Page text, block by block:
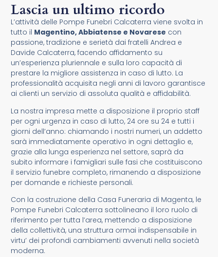
Lascia un ultimo ricordo
L’attività delle Pompe Funebri Calcaterra viene svolta in
tutto il Magentino, Abbiatense e Novarese con
passione, tradizione e serietà dai fratelli Andrea e
Davide Calcaterra, facendo affidamento su
un’esperienza pluriennale e sulla loro capacità di
prestare la migliore assistenza in caso di lutto. La
professionalità acquisita negli anni di lavoro garantisce
ai clienti un servizio di assoluta qualità e affidabilità.
La nostra impresa mette a disposizione il proprio staff
per ogni urgenza in caso di lutto, 24 ore su 24 e tutti i
giorni dell’anno: chiamando i nostri numeri, un addetto
sarà immediatamente operativo in ogni dettaglio e,
grazie alla lunga esperienza nel settore, saprà da
subito informare i famigliari sulle fasi che costituiscono
il servizio funebre completo, rimanendo a disposizione
per domande e richieste personali.
Con la costruzione della Casa Funeraria di Magenta, le
Pompe Funebri Calcaterra sottolineano il loro ruolo di
riferimento per tutta l’area, mettendo a disposizione
della collettività, una struttura ormai indispensabile in
virtu’ dei profondi cambiamenti avvenuti nella società
moderna.